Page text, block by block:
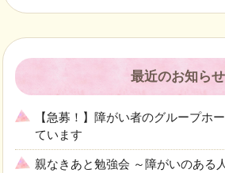
最近のお知らせ
【急募！】障がい者のグループホ
ています
親なきあと勉強会 ～障がいのある